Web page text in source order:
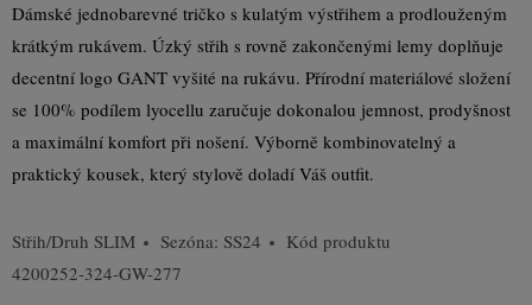
Dámské jednobarevné tričko s kulatým výstřihem a prodlouženým
krátkým rukávem. Úzký střih s rovně zakončenými lemy doplňuje
decentní logo GANT vyšité na rukávu. Přírodní materiálové složení
se 100% podílem lyocellu zaručuje dokonalou jemnost, prodyšnost
a maximální komfort při nošení. Výborně kombinovatelný a
praktický kousek, který stylově doladí Váš outfit.
Střih/Druh SLIM Sezóna: SS24
Kód produktu
4200252-324-GW-277